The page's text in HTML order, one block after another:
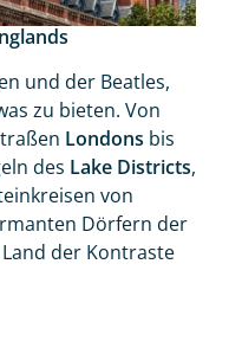
und der Beatles,
zu bieten. Von
Londons bis
des Lake Districts,
von
Dörfern der
der Kontraste